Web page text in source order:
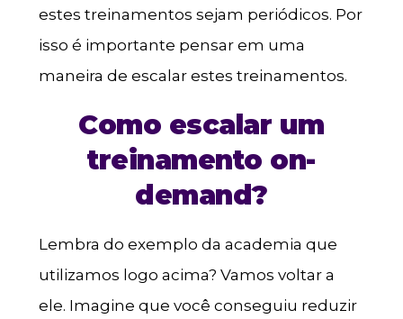
estes treinamentos sejam periódicos. Por
isso é importante pensar em uma
maneira de escalar estes treinamentos.
Como escalar um
treinamento on-
demand?
Lembra do exemplo da academia que
utilizamos logo acima? Vamos voltar a
ele. Imagine que você conseguiu reduzir